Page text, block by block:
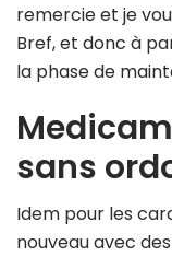
remercie et je
Bref, et donc à
la phase de
sans
Idem pour les
nouveau avec